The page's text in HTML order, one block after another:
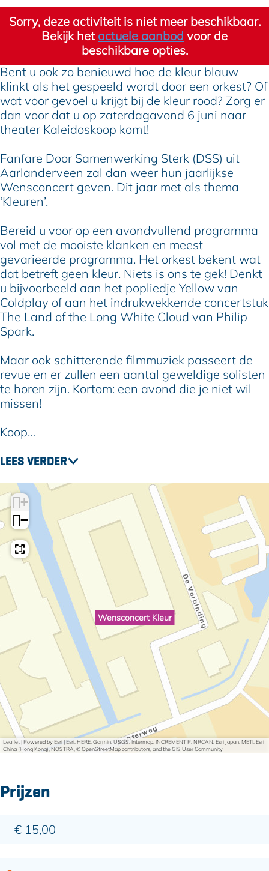
n
c
e
r
t
K
l
e
u
r
c
o
n
e
r
t
K
l
e
u
r
s
c
o
c
e
r
t
K
e
u
r
n
c
e
t
K
l
e
u
n
s
c
n
c
e
r
t
K
l
e
u
r
Sorry, deze activiteit is niet meer beschikbaar.
Bekijk het actuele aanbod voor de
beschikbare opties.
Bent u ook zo benieuwd hoe de kleur blauw
klinkt als het gespeeld wordt door een orkest? Of
wat voor gevoel u krijgt bij de kleur rood? Zorg er
dan voor dat u op zaterdagavond 6 juni naar
theater Kaleidoskoop komt!
Fanfare Door Samenwerking Sterk (DSS) uit
Aarlanderveen zal dan weer hun jaarlijkse
Wensconcert geven. Dit jaar met als thema
‘Kleuren’.
Bereid u voor op een avondvullend programma
vol met de mooiste klanken en meest
gevarieerde programma. Het orkest bekent wat
dat betreft geen kleur. Niets is ons te gek! Denkt
u bijvoorbeeld aan het popliedje Yellow van
Coldplay of aan het indrukwekkende concertstuk
The Land of the Long White Cloud van Philip
Spark.
Maar ook schitterende filmmuziek passeert de
revue en er zullen een aantal geweldige solisten
te horen zijn. Kortom: een avond die je niet wil
missen!
Koop…
LEES VERDER
Wensconcert Kleur
+
−
Leaflet|Powered by Esri | Esri, HERE, Garmin, USGS, Intermap, INCREMENT P, NRCAN, Esri Japan, METI, Esri
China (Hong Kong), NOSTRA, © OpenStreetMap contributors, and the GIS User Community
Prijzen
€ 15,00